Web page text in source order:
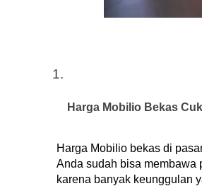
Harga Mobilio Bekas
Harga Mobilio bekas di
Anda sudah bisa membawa
karena banyak keunggulan